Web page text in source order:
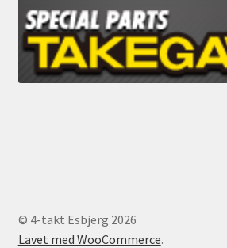
© 4-takt Esbjerg 2026
Lavet med WooCommerce.